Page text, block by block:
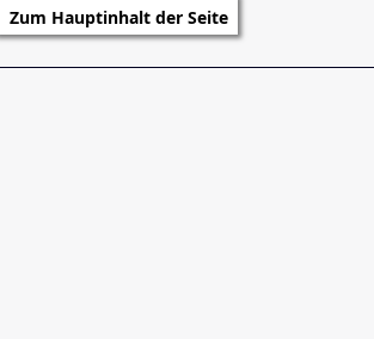
Zum Hauptinhalt der Seite